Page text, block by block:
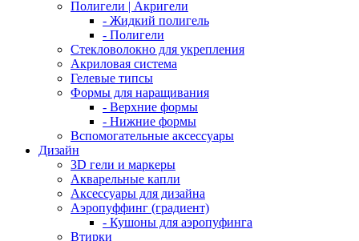
Полигели | Акригели
- Жидкий полигель
- Полигели
Стекловолокно для укрепления
Акриловая система
Гелевые типсы
Формы для наращивания
- Верхние формы
- Нижние формы
Вспомогательные аксессуары
Дизайн
3D гели и маркеры
Акварельные капли
Аксессуары для дизайна
Аэропуффинг (градиент)
- Кушоны для аэропуфинга
Втирки